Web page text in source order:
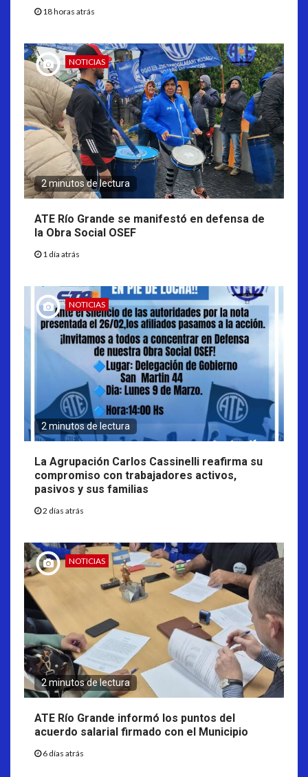
18 horas atrás
NOTICIAS
2 minutos de lectura
ATE Río Grande se manifestó en defensa de
la Obra Social OSEF
1 día atrás
NOTICIAS
2 minutos de lectura
La Agrupación Carlos Cassinelli reafirma su
compromiso con trabajadores activos,
pasivos y sus familias
2 días atrás
NOTICIAS
2 minutos de lectura
ATE Río Grande informó los puntos del
acuerdo salarial firmado con el Municipio
6 días atrás